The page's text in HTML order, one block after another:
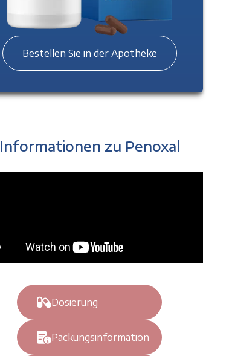
Bestellen Sie in der Apotheke
Informationen zu Penoxal
Dosierung
Packungsinformation